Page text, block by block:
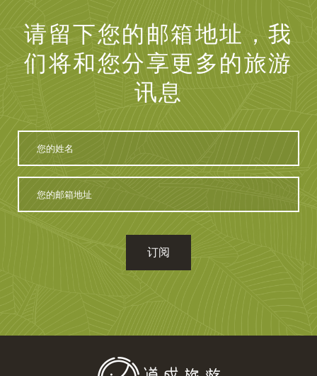
请留下您的邮箱地址，我
们将和您分享更多的旅游
讯息
您
名
箱